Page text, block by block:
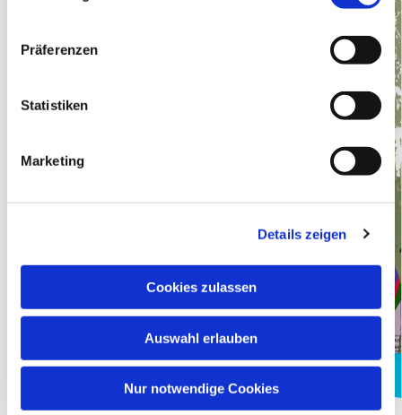
Präferenzen
Statistiken
Marketing
Details zeigen
Cookies zulassen
Auswahl erlauben
Nur notwendige Cookies